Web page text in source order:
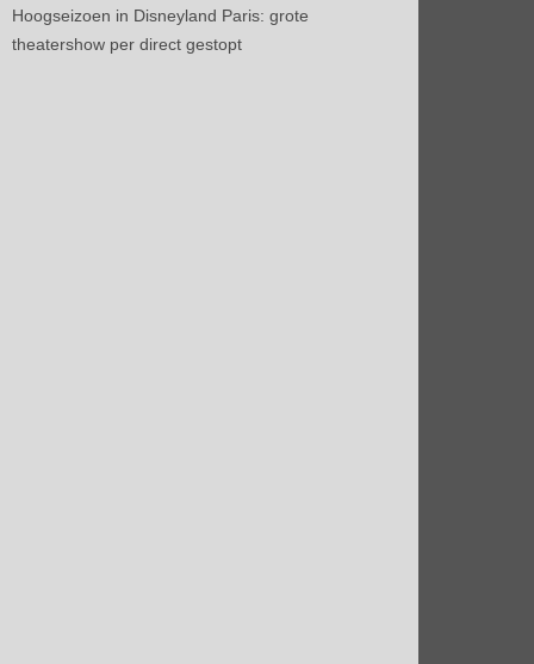
Hoogseizoen in Disneyland Paris: grote
theatershow per direct gestopt